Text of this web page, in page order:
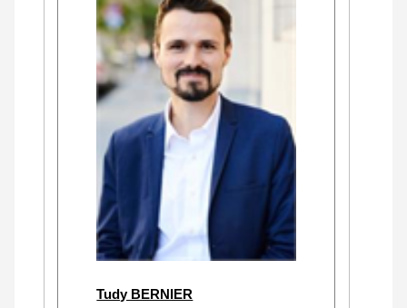
Tudy BERNIER